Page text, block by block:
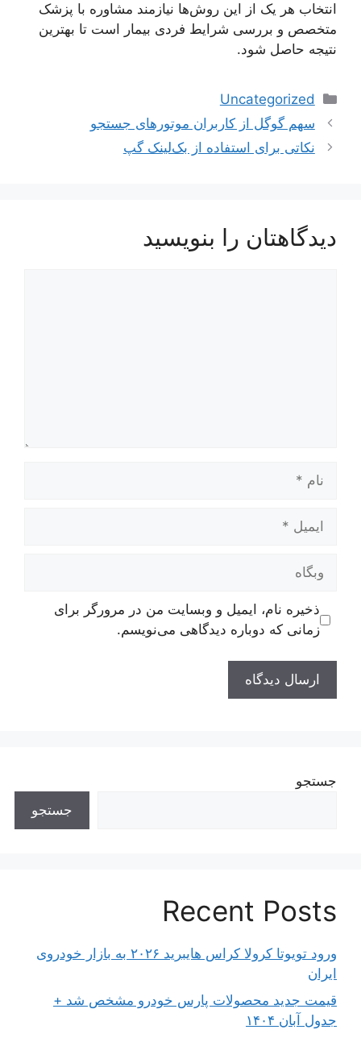
انتخاب هر یک از این روش‌ها نیازمند مشاوره با پزشک
متخصص و بررسی شرایط فردی بیمار است تا بهترین
نتیجه حاصل شود.
دسته‌ها
Uncategorized
ناوبری
نوشته‌ها
سهم گوگل از کاربران موتور‌‌های جستجو
نکاتی برای استفاده از بک‌لینک گپ
دیدگاهتان را بنویسید
ایمیل
وبگاه
ذخیره نام، ایمیل و وبسایت من در مرورگر برای
زمانی که دوباره دیدگاهی می‌نویسم.
جستجو
جستجو
Recent Posts
ورود تویوتا کرولا کراس هایبرید ۲۰۲۶ به بازار خودروی
ایران
قیمت جدید محصولات پارس خودرو مشخص شد +
جدول آبان ۱۴۰۴